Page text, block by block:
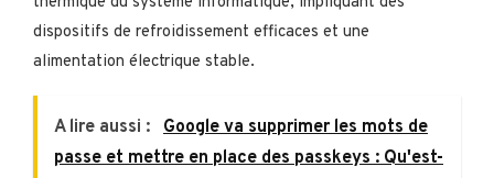
dispositifs de refroidissement efficaces et une
alimentation électrique stable.
A lire aussi : Google va supprimer les mots de
passe et mettre en place des passkeys : Qu'est-